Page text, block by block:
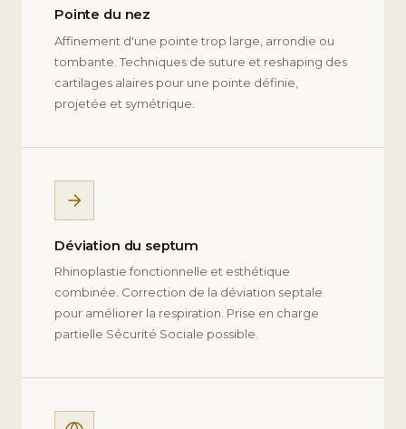
Pointe du nez
Affinement d'une pointe trop large, arrondie ou
tombante. Techniques de suture et reshaping des
cartilages alaires pour une pointe définie,
projetée et symétrique.
Déviation du septum
Rhinoplastie fonctionnelle et esthétique
combinée. Correction de la déviation septale
pour améliorer la respiration. Prise en charge
partielle Sécurité Sociale possible.